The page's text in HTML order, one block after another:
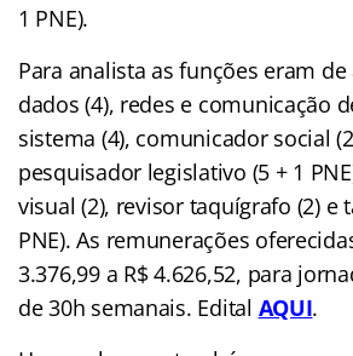
1 PNE).
Para analista as funções eram
dados (4), redes e comunicação
sistema (4), comunicador social
pesquisador legislativo (5 + 1
visual (2), revisor taquígrafo (2) e
PNE). As remunerações
3.376,99 a R$ 4.626,52, para
de 30h semanais. Edital AQUI.